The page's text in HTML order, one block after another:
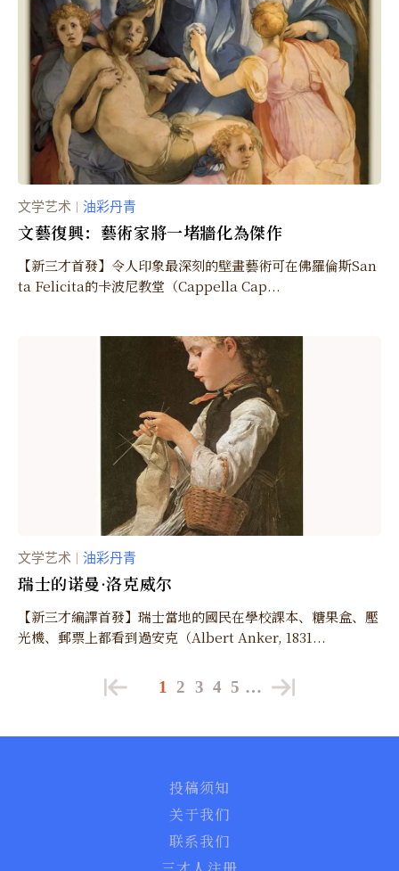
文学艺术 ｜ 油彩丹青
文藝復興：藝術家將一堵牆化為傑作
【新三才首發】令人印象最深刻的壁畫藝術可在佛羅倫斯San
ta Felicita的卡波尼教堂（Cappella Cap...
文学艺术 ｜ 油彩丹青
瑞士的诺曼·洛克威尔
【新三才編譯首發】瑞士當地的國民在學校課本、糖果盒、壓
光機、郵票上都看到過安克（Albert Anker, 1831...
1 2 3 4 5 …
投稿须知
关于我们
联系我们